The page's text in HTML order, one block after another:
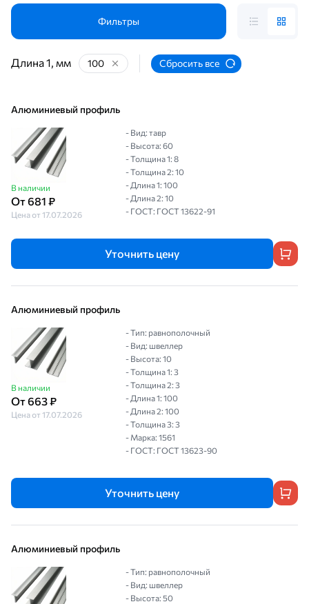
Фильтры
Длина 1, мм 100 Сбросить все
Алюминиевый профиль
В наличии
От 681 ₽
Цена от 17.07.2026
- Вид: тавр
- Высота: 60
- Толщина 1: 8
- Толщина 2: 10
- Длина 1: 100
- Длина 2: 10
- ГОСТ: ГОСТ 13622-91
Уточнить цену
Алюминиевый профиль
В наличии
От 663 ₽
Цена от 17.07.2026
- Тип: равнополочный
- Вид: швеллер
- Высота: 10
- Толщина 1: 3
- Толщина 2: 3
- Длина 1: 100
- Длина 2: 100
- Толщина 3: 3
- Марка: 1561
- ГОСТ: ГОСТ 13623-90
Уточнить цену
Алюминиевый профиль
- Тип: равнополочный
- Вид: швеллер
- Высота: 50